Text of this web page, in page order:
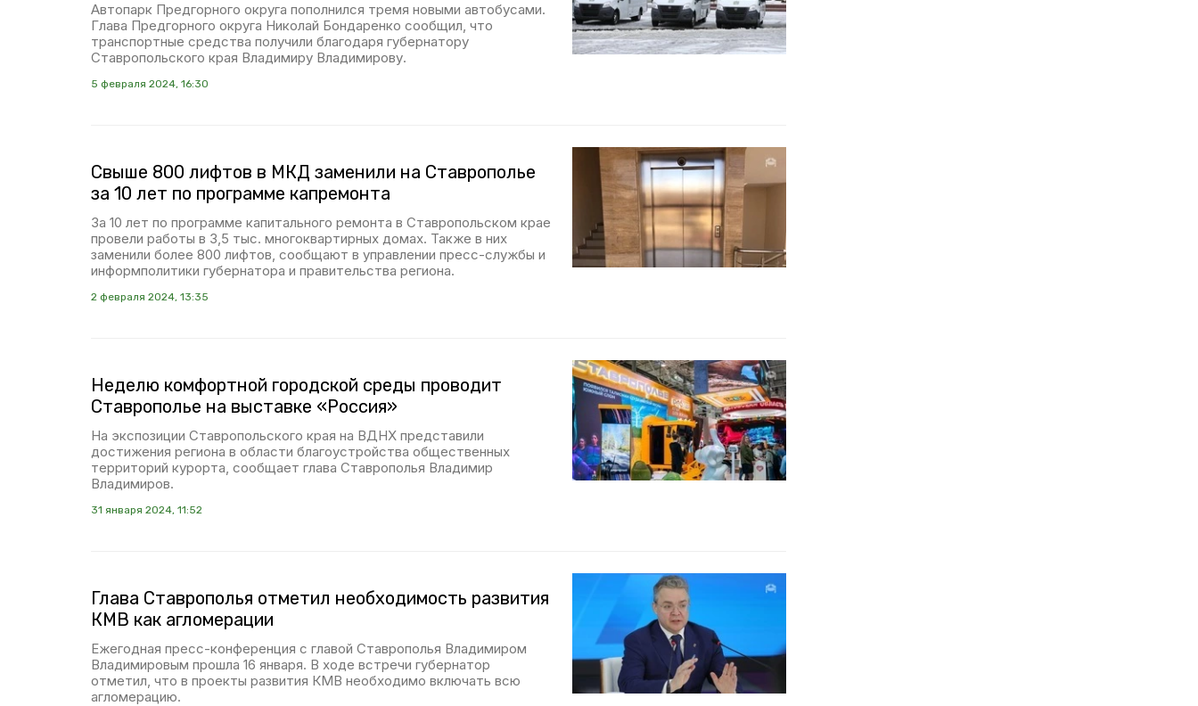
Автопарк Предгорного округа пополнился тремя новыми автобусами.
Глава Предгорного округа Николай Бондаренко сообщил, что
транспортные средства получили благодаря губернатору
Ставропольского края Владимиру Владимирову.
5 февраля 2024, 16:30
Свыше 800 лифтов в МКД заменили на Ставрополье
за 10 лет по программе капремонта
За 10 лет по программе капитального ремонта в Ставропольском крае
провели работы в 3,5 тыс. многоквартирных домах. Также в них
заменили более 800 лифтов, сообщают в управлении пресс-службы и
информполитики губернатора и правительства региона.
2 февраля 2024, 13:35
Неделю комфортной городской среды проводит
Ставрополье на выставке «Россия»
На экспозиции Ставропольского края на ВДНХ представили
достижения региона в области благоустройства общественных
территорий курорта, сообщает глава Ставрополья Владимир
Владимиров.
31 января 2024, 11:52
Глава Ставрополья отметил необходимость развития
КМВ как агломерации
Ежегодная пресс-конференция с главой Ставрополья Владимиром
Владимировым прошла 16 января. В ходе встречи губернатор
отметил, что в проекты развития КМВ необходимо включать всю
агломерацию.